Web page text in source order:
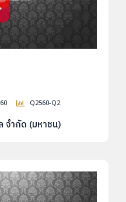
Q2560-Q2
จำกัด (มหาชน)